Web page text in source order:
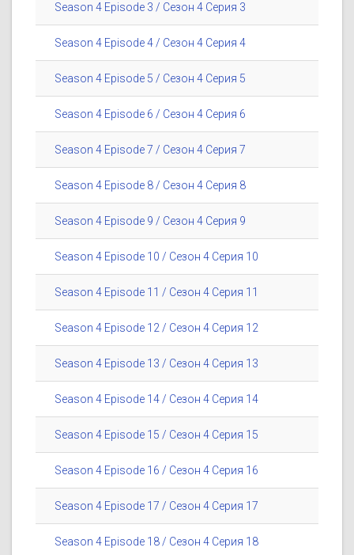
Season 4 Episode 3 / Сезон 4 Серия 3
Season 4 Episode 4 / Сезон 4 Серия 4
Season 4 Episode 5 / Сезон 4 Серия 5
Season 4 Episode 6 / Сезон 4 Серия 6
Season 4 Episode 7 / Сезон 4 Серия 7
Season 4 Episode 8 / Сезон 4 Серия 8
Season 4 Episode 9 / Сезон 4 Серия 9
Season 4 Episode 10 / Сезон 4 Серия 10
Season 4 Episode 11 / Сезон 4 Серия 11
Season 4 Episode 12 / Сезон 4 Серия 12
Season 4 Episode 13 / Сезон 4 Серия 13
Season 4 Episode 14 / Сезон 4 Серия 14
Season 4 Episode 15 / Сезон 4 Серия 15
Season 4 Episode 16 / Сезон 4 Серия 16
Season 4 Episode 17 / Сезон 4 Серия 17
Season 4 Episode 18 / Сезон 4 Серия 18